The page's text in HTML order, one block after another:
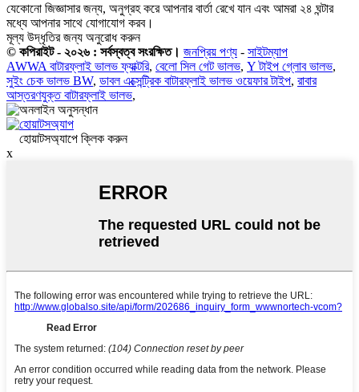
যেকোনো জিজ্ঞাসার জন্য, অনুগ্রহ করে আপনার বার্তা রেখে যান এবং আমরা ২৪ ঘন্টার
মধ্যে আপনার সাথে যোগাযোগ করব।
মূল্য উদ্ধৃতির জন্য অনুরোধ করুন
© কপিরাইট - ২০২৬ : সর্বস্বত্ব সংরক্ষিত। জনপ্রিয় পণ্য - সাইটম্যাপ
AWWA বাটারফ্লাই ভালভ ফ্যাক্টরি, বেলো সিল গেট ভালভ, Y টাইপ গ্লোব ভালভ,
সুইং চেক ভালভ BW, ডাবল এক্সেন্ট্রিক বাটারফ্লাই ভালভ ওয়েফার টাইপ, রাবার
আস্তরণযুক্ত বাটারফ্লাই ভালভ,
হোয়াটসঅ্যাপে ক্লিক করুন
x